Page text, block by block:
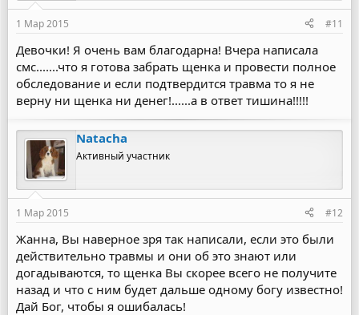
1 Мар 2015 #11
Девочки! Я очень вам благодарна! Вчера написала
смс.......что я готова забрать щенка и провести полное
обследование и если подтвердится травма то я не
верну ни щенка ни денег!......а в ответ тишина!!!!!
Natacha
Активный участник
1 Мар 2015 #12
Жанна, Вы наверное зря так написали, если это были
действительно травмы и они об это знают или
догадываются, то щенка Вы скорее всего не получите
назад и что с ним будет дальше одному богу известно!
Дай Бог, чтобы я ошибалась!